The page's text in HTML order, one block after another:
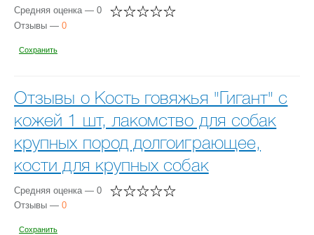
Средняя оценка — 0
Отзывы — 0
Сохранить
Отзывы о Кость говяжья "Гигант" с
кожей 1 шт, лакомство для собак
крупных пород долгоиграющее,
кости для крупных собак
Средняя оценка — 0
Отзывы — 0
Сохранить